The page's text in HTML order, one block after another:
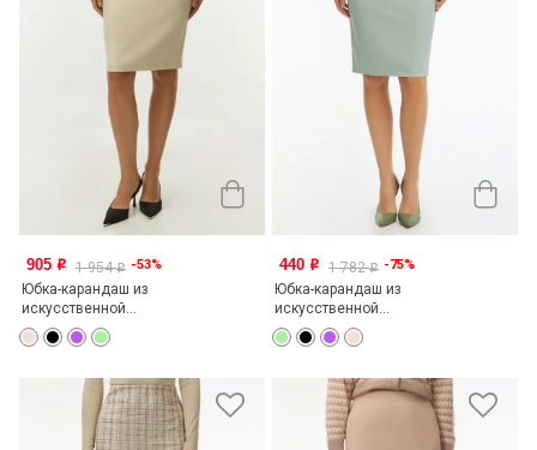
905 o 1 954o -53%
Юбка-карандаш из
искусственной...
440 o 1 782o -75%
Юбка-карандаш из
искусственной...